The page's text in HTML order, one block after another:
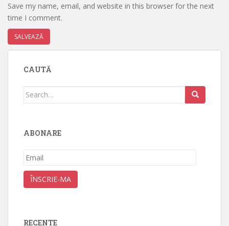
Save my name, email, and website in this browser for the next
time I comment.
CAUTĂ
Search
ABONARE
Email
ÎNSCRIE-MA
RECENTE